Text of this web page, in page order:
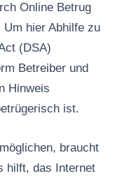
Online Betrug
Um hier Abhilfe zu
(DSA)
Betreiber und
Hinweis
ist.
braucht
hilft, das Internet